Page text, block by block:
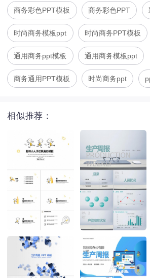
商务彩色PPT模板 商务彩色PPT
时尚商务模板ppt 时尚商务PPT模板
通用商务ppt模板 通用商务模板ppt
商务通用PPT模板 时尚商务ppt
相似推荐：